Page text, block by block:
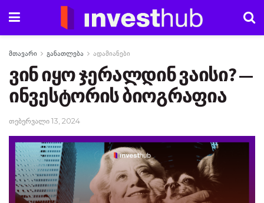
მთავარი განათლება ადამიანები
ვინ იყო ჯერალდინ ვაისი? —
ინვესტორის ბიოგრაფია
თებერვალი 13, 2024